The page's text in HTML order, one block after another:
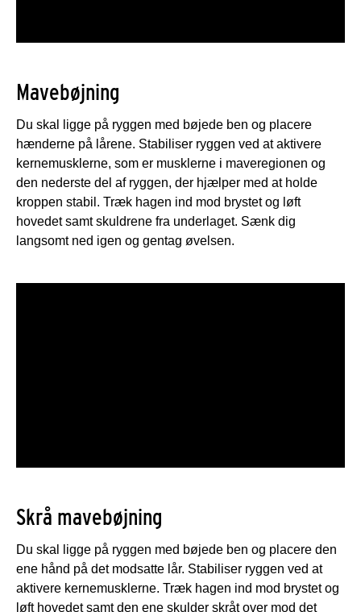
Mavebøjning
Du skal ligge på ryggen med bøjede ben og placere
hænderne på lårene. Stabiliser ryggen ved at aktivere
kernemusklerne, som er musklerne i maveregionen og
den nederste del af ryggen, der hjælper med at holde
kroppen stabil. Træk hagen ind mod brystet og løft
hovedet samt skuldrene fra underlaget. Sænk dig
langsomt ned igen og gentag øvelsen.
Skrå mavebøjning
Du skal ligge på ryggen med bøjede ben og placere den
ene hånd på det modsatte lår. Stabiliser ryggen ved at
aktivere kernemusklerne. Træk hagen ind mod brystet og
løft hovedet samt den ene skulder skråt over mod det